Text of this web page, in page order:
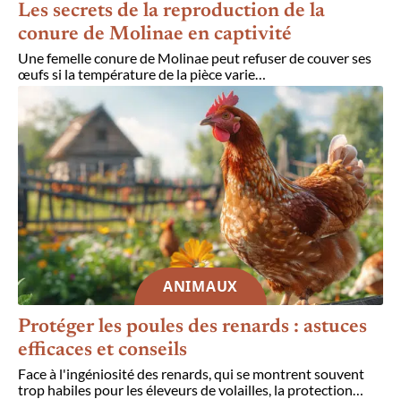
Les secrets de la reproduction de la
conure de Molinae en captivité
Une femelle conure de Molinae peut refuser de couver ses
œufs si la température de la pièce varie…
ANIMAUX
Protéger les poules des renards : astuces
efficaces et conseils
Face à l'ingéniosité des renards, qui se montrent souvent
trop habiles pour les éleveurs de volailles, la protection…